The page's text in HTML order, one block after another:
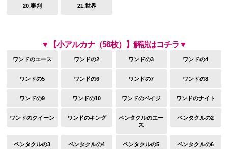
20.審判 21.世界
▼【小アルカナ（56枚）】解説はコチラ▼
ワンドのエース ワンドの2 ワンドの3 ワンドの4
ワンドの5 ワンドの6 ワンドの7 ワンドの8
ワンドの9 ワンドの10 ワンドのペイジ ワンドのナイト
ワンドのクイーン ワンドのキング
ペンタクルのエー
ス
ペンタクルの2
ペンタクルの3 ペンタクルの4 ペンタクルの5 ペンタクルの6